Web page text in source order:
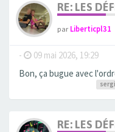
RE: LES
parLiberticpl31
- 09 mai 2026, 19:29
Bon, ça bugue avec
RE: LES